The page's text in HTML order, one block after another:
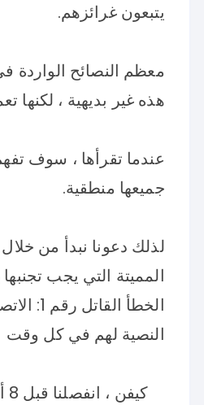
يتبعون غرائزهم.
هذه غير بديهية ، لكنها
عندما تقرأها ، سوف
جميعها منطقية.
لذلك دعونا نبدأ من
المميتة التي يجب
الخطأ
النصية لهم في كل وقت